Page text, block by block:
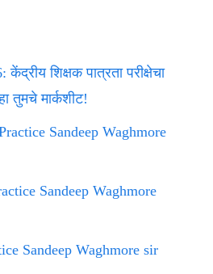
शिक्षक पात्रता परीक्षेचा
तुमचे मार्कशीट!
Sandeep Waghmore
Sandeep Waghmore
Sandeep Waghmore sir